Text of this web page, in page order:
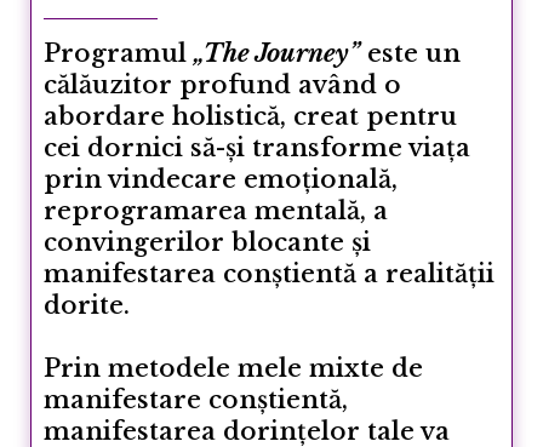
Programul„The Journey”este un
călăuzitor profund având o
abordare holistică, creat pentru
cei dornici să-și transforme viața
prin vindecare emoțională,
reprogramarea mentală, a
convingerilor blocante și
manifestarea conștientă a realității
dorite.
Prin metodele mele mixte de
manifestare conștientă,
manifestarea dorințelor tale va